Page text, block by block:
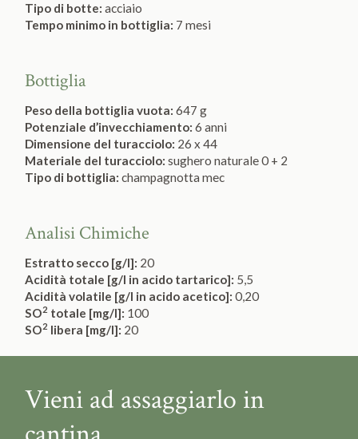
Tipo di botte:acciaio
Tempo minimo in bottiglia: 7 mesi
Bottiglia
Peso della bottiglia vuota:647 g
Potenziale d’invecchiamento:6 anni
Dimensione del turacciolo: 26 x 44
Materiale del turacciolo:sughero naturale 0 + 2
Tipo di bottiglia:champagnotta mec
Analisi Chimiche
Estratto secco [g/l]: 20
Acidità totale [g/l in acido tartarico]: 5,5
Acidità volatile [g/l in acido acetico]:0,20
SO2 totale [mg/l]: 100
SO2 libera [mg/l]: 20
Vieni ad assaggiarlo in